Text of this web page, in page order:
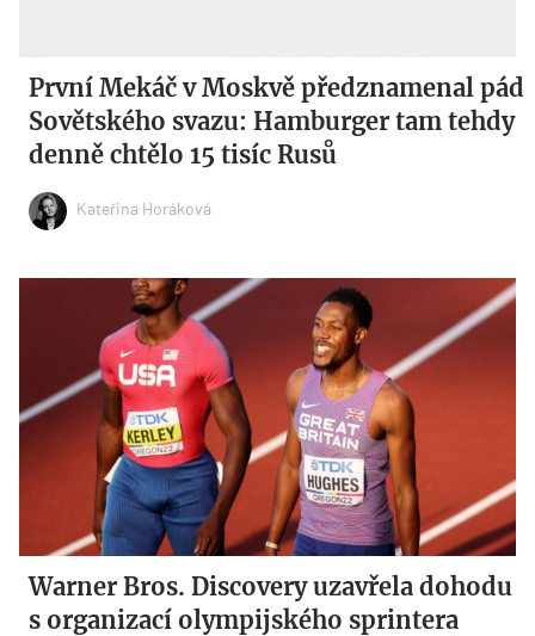
První Mekáč v Moskvě předznamenal pád
Sovětského svazu: Hamburger tam tehdy
denně chtělo 15 tisíc Rusů
Kateřina Horáková
Warner Bros. Discovery uzavřela dohodu
s organizací olympijského sprintera